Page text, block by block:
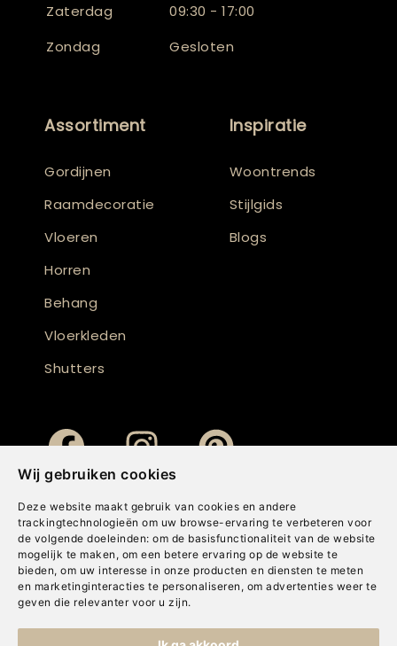
Wij gebruiken cookies
Deze website maakt gebruik van cookies en andere
trackingtechnologieën om uw browse-ervaring te verbeteren voor
de volgende doeleinden: om de basisfunctionaliteit van de website
mogelijk te maken , om een betere ervaring op de website te
bieden, om uw interesse in onze producten en diensten te meten
en marketinginteracties te personaliseren , om advertenties weer te
geven die relevanter voor u zijn.
Zaterdag
09:30 - 17:00
Zondag
Gesloten
Assortiment
Gordijnen
Raamdecoratie
Vloeren
Horren
Behang
Vloerkleden
Shutters
Inspiratie
Woontrends
Stijlgids
Blogs